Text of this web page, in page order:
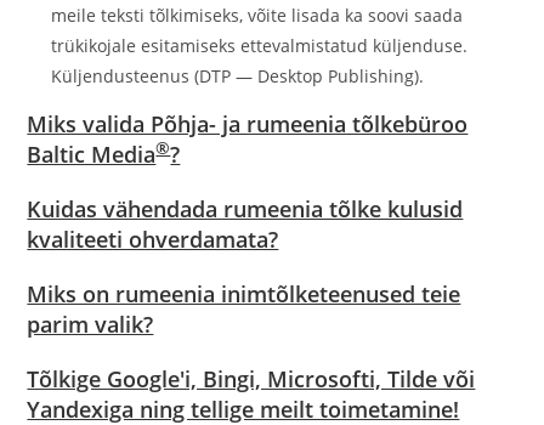
meile teksti tõlkimiseks, võite lisada ka soovi saada
trükikojale esitamiseks ettevalmistatud küljenduse.
Küljendusteenus (DTP — Desktop Publishing).
Miks valida Põhja- ja rumeenia tõlkebüroo
Baltic Media®?
Kuidas vähendada rumeenia tõlke kulusid
kvaliteeti ohverdamata?
Miks on rumeenia inimtõlketeenused teie
parim valik?
Tõlkige Google'i, Bingi, Microsofti, Tilde või
Yandexiga ning tellige meilt toimetamine!